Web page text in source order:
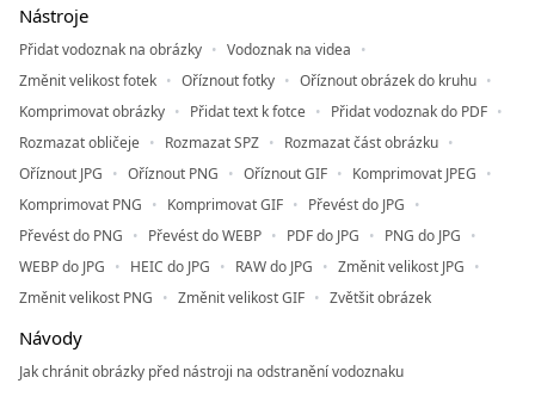
Nástroje
Přidat vodoznak na obrázky
Vodoznak na videa
Změnit velikost fotek
Oříznout fotky
Oříznout obrázek do kruhu
Komprimovat obrázky
Přidat text k fotce
Přidat vodoznak do PDF
Rozmazat obličeje
Rozmazat SPZ
Rozmazat část obrázku
Oříznout JPG
Oříznout PNG Oříznout GIF
Komprimovat JPEG
Komprimovat PNG
Komprimovat GIF
Převést do JPG
Převést do PNG
Převést do WEBP PDF do JPG
PNG do JPG
WEBP do JPG
HEIC do JPG RAW do JPG
Změnit velikost JPG
Změnit velikost PNG
Změnit velikost GIF Zvětšit obrázek
Návody
Jak chránit obrázky před nástroji na odstranění vodoznaku